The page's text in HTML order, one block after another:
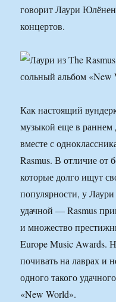
говорит Лаури
концертов.
Как настоящий
музыкой еще в раннем
вместе с
Rasmus. В отличие от
которые долго ищут
популярности, у
удачной — Rasmus
и множество
Europe Music Awards.
почивать на лаврах и
одного такого
«New World».